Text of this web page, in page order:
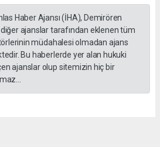
Haber Ajansı (İHA), Demirören
diğer ajanslar tarafından eklenen tüm
müdahalesi olmadan ajans
Bu haberlerde yer alan hukuki
ajanslar olup sitemizin hiç bir